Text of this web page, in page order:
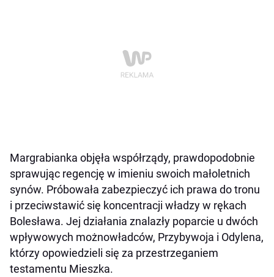
Margrabianka objęła współrządy, prawdopodobnie
sprawując regencję w imieniu swoich małoletnich
synów. Próbowała zabezpieczyć ich prawa do tronu
i przeciwstawić się koncentracji władzy w rękach
Bolesława. Jej działania znalazły poparcie u dwóch
wpływowych możnowładców, Przybywoja i Odylena,
którzy opowiedzieli się za przestrzeganiem
testamentu Mieszka.